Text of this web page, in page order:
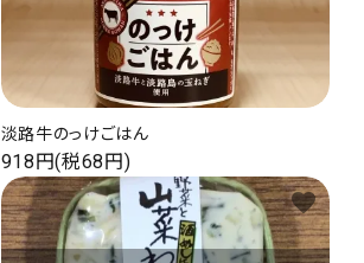
淡路牛のっけごはん
918円(税68円)
favorite